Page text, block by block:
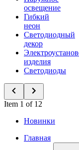
освещение
Гибкий
неон
Светодиодный
декор
изделия
Светодиоды
Item 1 of 12
Новинки
Главная